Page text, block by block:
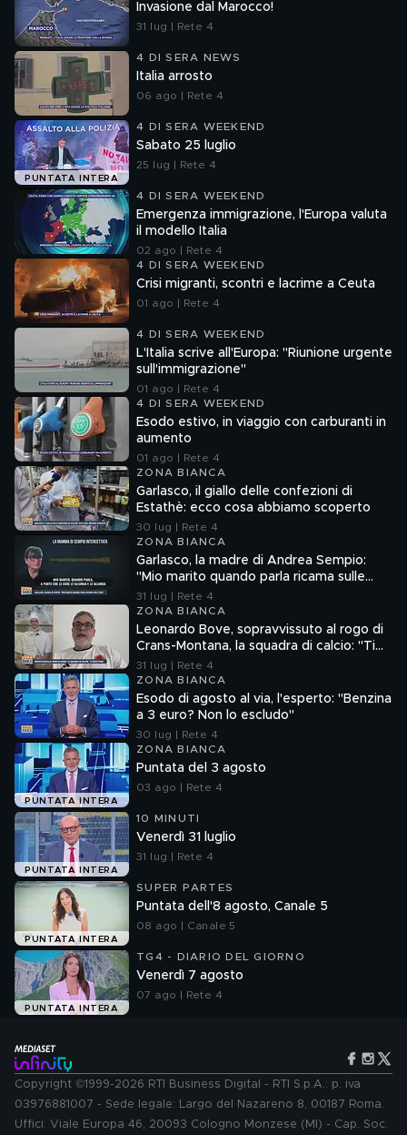
Invasione dal Marocco!
31 lug | Rete 4
4 DI SERA NEWS
Italia arrosto
06 ago | Rete 4
PUNTATA INTERA
4 DI SERA WEEKEND
Sabato 25 luglio
25 lug | Rete 4
4 DI SERA WEEKEND
Emergenza immigrazione, l'Europa valuta
il modello Italia
02 ago | Rete 4
4 DI SERA WEEKEND
Crisi migranti, scontri e lacrime a Ceuta
01 ago | Rete 4
4 DI SERA WEEKEND
L'Italia scrive all'Europa: "Riunione urgente
sull'immigrazione"
01 ago | Rete 4
4 DI SERA WEEKEND
Esodo estivo, in viaggio con carburanti in
aumento
01 ago | Rete 4
ZONA BIANCA
Garlasco, il giallo delle confezioni di
Estathè: ecco cosa abbiamo scoperto
30 lug | Rete 4
ZONA BIANCA
Garlasco, la madre di Andrea Sempio:
"Mio marito quando parla ricama sulle
cose"
31 lug | Rete 4
ZONA BIANCA
Leonardo Bove, sopravvissuto al rogo di
Crans-Montana, la squadra di calcio: "Ti
aspettiamo"
31 lug | Rete 4
ZONA BIANCA
Esodo di agosto al via, l'esperto: "Benzina
a 3 euro? Non lo escludo"
30 lug | Rete 4
PUNTATA INTERA
ZONA BIANCA
Puntata del 3 agosto
03 ago | Rete 4
PUNTATA INTERA
10 MINUTI
Venerdì 31 luglio
31 lug | Rete 4
PUNTATA INTERA
SUPER PARTES
Puntata dell'8 agosto, Canale 5
08 ago | Canale 5
PUNTATA INTERA
TG4 - DIARIO DEL GIORNO
Venerdì 7 agosto
07 ago | Rete 4
Copyright ©1999-2026 RTI Business Digital - RTI S.p.A.: p. iva
03976881007 - Sede legale: Largo del Nazareno 8, 00187 Roma.
Uffici: Viale Europa 46, 20093 Cologno Monzese (MI) - Cap. Soc.